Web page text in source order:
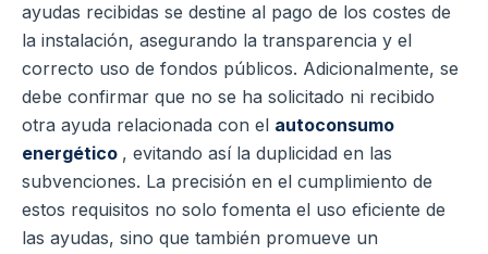
ayudas recibidas se destine al pago de los costes de
la instalación, asegurando la transparencia y el
correcto uso de fondos públicos. Adicionalmente, se
debe confirmar que no se ha solicitado ni recibido
otra ayuda relacionada con el autoconsumo
energético , evitando así la duplicidad en las
subvenciones. La precisión en el cumplimiento de
estos requisitos no solo fomenta el uso eficiente de
las ayudas, sino que también promueve un